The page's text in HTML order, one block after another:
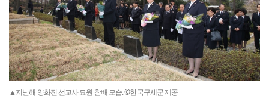
▲지난해 양화진 선교사 묘원 참배 모습. ©한국구세군 제공